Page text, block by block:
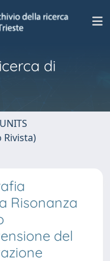
di
Risonanza
del